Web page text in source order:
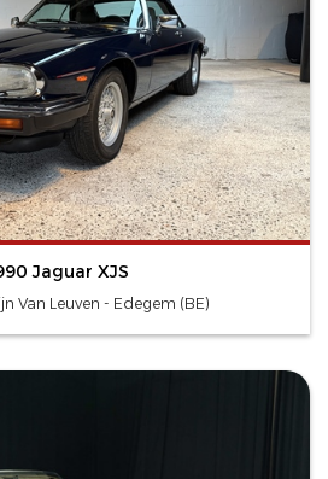
Jaguar XJS
Van Leuven - Edegem (BE)